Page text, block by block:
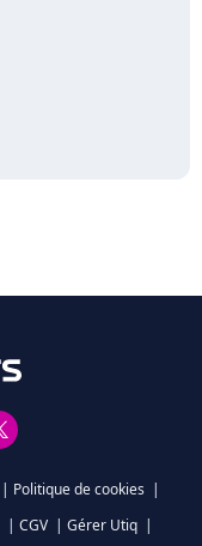
| Politique de cookies |
| CGV | Gérer Utiq |